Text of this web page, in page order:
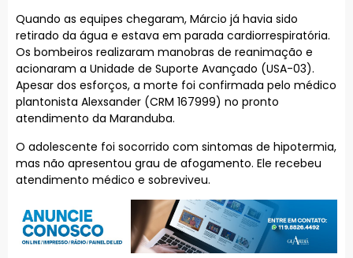
Quando as equipes chegaram, Márcio já havia sido
retirado da água e estava em parada cardiorrespiratória.
Os bombeiros realizaram manobras de reanimação e
acionaram a Unidade de Suporte Avançado (USA-03).
Apesar dos esforços, a morte foi confirmada pelo médico
plantonista Alexsander (CRM 167999) no pronto
atendimento da Maranduba.
O adolescente foi socorrido com sintomas de hipotermia,
mas não apresentou grau de afogamento. Ele recebeu
atendimento médico e sobreviveu.